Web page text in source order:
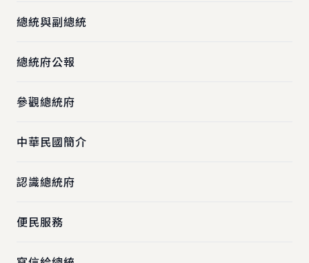
總統與副總統
總統府公報
參觀總統府
中華民國簡介
認識總統府
便民服務